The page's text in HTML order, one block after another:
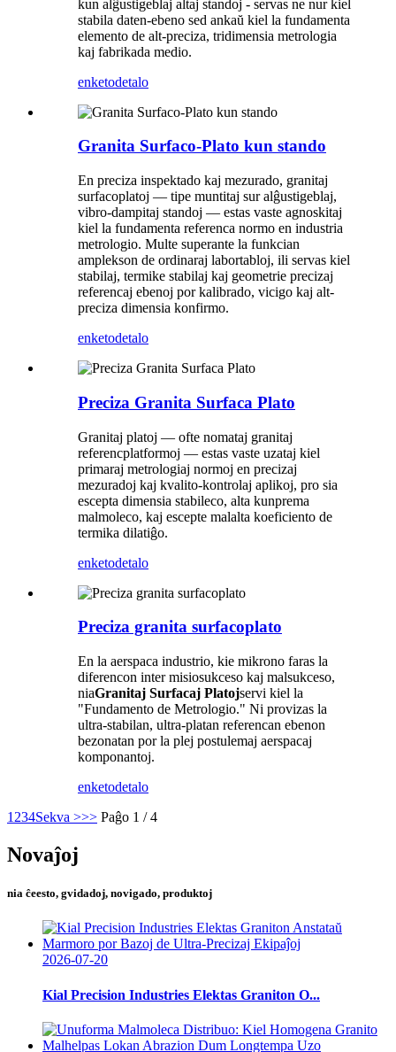
kun alĝustigeblaj altaj standoj - servas ne nur kiel
stabila daten-ebeno sed ankaŭ kiel la fundamenta
elemento de alt-preciza, tridimensia metrologia
kaj fabrikada medio.
enketodetalo
Granita Surfaco-Plato kun stando
En preciza inspektado kaj mezurado, granitaj
surfacoplatoj — tipe muntitaj sur alĝustigeblaj,
vibro-dampitaj standoj — estas vaste agnoskitaj
kiel la fundamenta referenca normo en industria
metrologio. Multe superante la funkcian
amplekson de ordinaraj labortabloj, ili servas kiel
stabilaj, termike stabilaj kaj geometrie precizaj
referencaj ebenoj por kalibrado, vicigo kaj alt-
preciza dimensia konfirmo.
enketodetalo
Preciza Granita Surfaca Plato
Granitaj platoj — ofte nomataj granitaj
referencplatformoj — estas vaste uzataj kiel
primaraj metrologiaj normoj en precizaj
mezuradoj kaj kvalito-kontrolaj aplikoj, pro sia
escepta dimensia stabileco, alta kunprema
malmoleco, kaj escepte malalta koeficiento de
termika dilatiĝo.
enketodetalo
Preciza granita surfacoplato
En la aerspaca industrio, kie mikrono faras la
diferencon inter misiosukceso kaj malsukceso,
niaGranitaj Surfacaj Platojservi kiel la
"Fundamento de Metrologio." Ni provizas la
ultra-stabilan, ultra-platan referencan ebenon
bezonatan por la plej postulemaj aerspacaj
komponantoj.
enketodetalo
1 234Sekva >>> Paĝo 1 / 4
Novaĵoj
nia ĉeesto, gvidadoj, novigado, produktoj
2026-07-20
Kial Precision Industries Elektas Graniton O...